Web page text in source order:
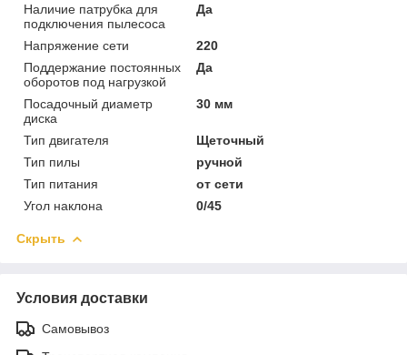
Наличие патрубка для
подключения пылесоса
Да
Напряжение сети
220
Поддержание постоянных
оборотов под нагрузкой
Да
Посадочный диаметр
диска
30 мм
Тип двигателя
Щеточный
Тип пилы
ручной
Тип питания
от сети
Угол наклона
0/45
Скрыть
Условия доставки
Самовывоз